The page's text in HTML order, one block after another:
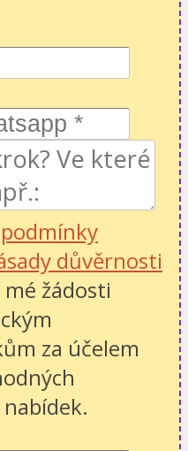
podmínky
důvěrnosti
žádosti
za účelem